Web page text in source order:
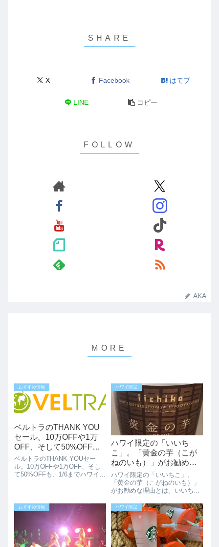
X Facebook はてブ
LINE コピー
AKA
おすすめ情報
ベルトラのTHANK YOU
セール。10万OFFや1万
OFF、そして50%OFF
も、1/6まで
ベルトラのTHANK YOUセー
ル。10万OFFや1万OFF、そし
て50%OFFも、1/6までハワイ旅
とったら次は、オプショナルツ
アーですね。オプショナルツ...
ハワイ限定
ハワイ限定の「いいち
こ」。「黄金の芋（こが
ねのいも）」がお勧めな
理由とは。
ハワイ限定の「いいちこ」。
「黄金の芋（こがねのいも）」
がお勧めな理由とは。いいちこ
呼ばれる「麦焼酎」ですが、今
回はハワイ限定としてなんと
「芋」焼酎をリリースしたんで
す。（その後、アメリカ本土で
も販売開始したそうで...
おすすめ情報 ハワイ限定